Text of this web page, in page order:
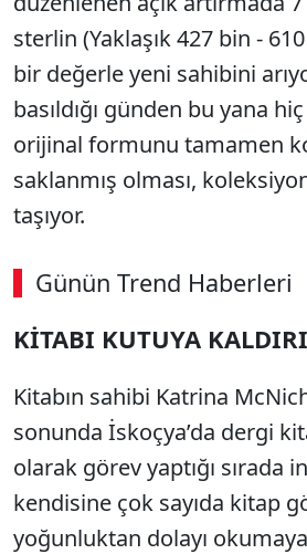
sterlin (Yaklaşık 427 bin -
bir değerle yeni sahibini
basıldığı günden bu yana
orijinal formunu tamamen
saklanmış olması,
taşıyor.
Günün Trend Haberleri
KİTABI KUTUYA
Kitabın sahibi Katrina
sonunda İskoçya’da dergi
olarak görev yaptığı sırada
kendisine çok sayıda kitap
yoğunluktan dolayı